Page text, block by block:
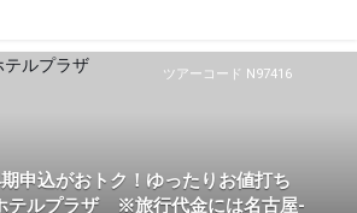
ツアーコード N97416
期申込がおトク！ゆったりお値打ち
ルプラザ ※旅行代金には名古屋-